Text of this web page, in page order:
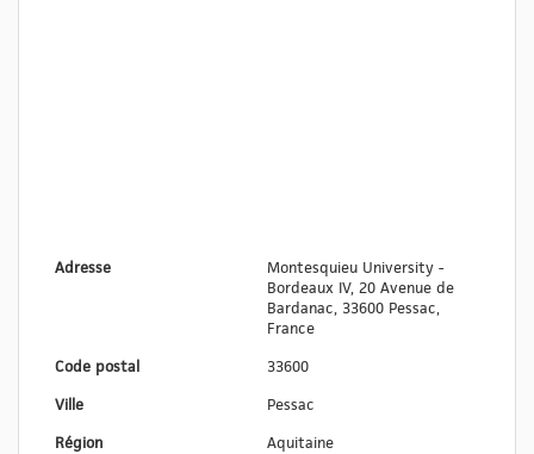
Adresse
Montesquieu University -
Bordeaux IV, 20 Avenue de
Bardanac, 33600 Pessac,
France
Code postal
33600
Ville
Pessac
Région
Aquitaine